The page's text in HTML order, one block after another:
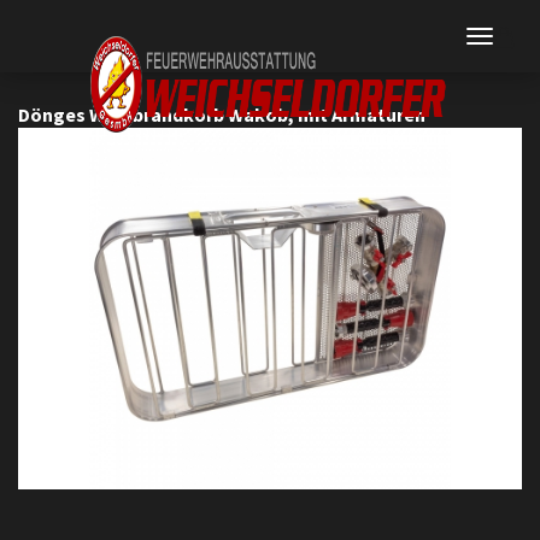
Dönges Waldbrandkorb Wakob, mit Armaturen